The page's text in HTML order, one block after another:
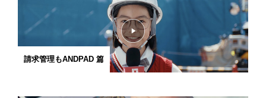
請求管理もANDPAD 篇